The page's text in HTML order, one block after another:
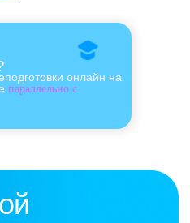
онлайн на
параллельно с
000+